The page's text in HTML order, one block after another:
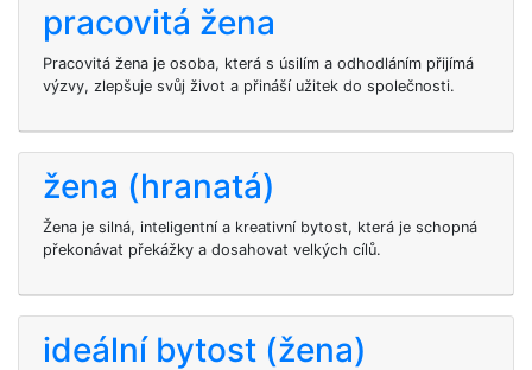
pracovitá žena
Pracovitá žena je osoba, která s úsilím a odhodláním přijímá
výzvy, zlepšuje svůj život a přináší užitek do společnosti.
žena (hranatá)
Žena je silná, inteligentní a kreativní bytost, která je schopná
překonávat překážky a dosahovat velkých cílů.
ideální bytost (žena)